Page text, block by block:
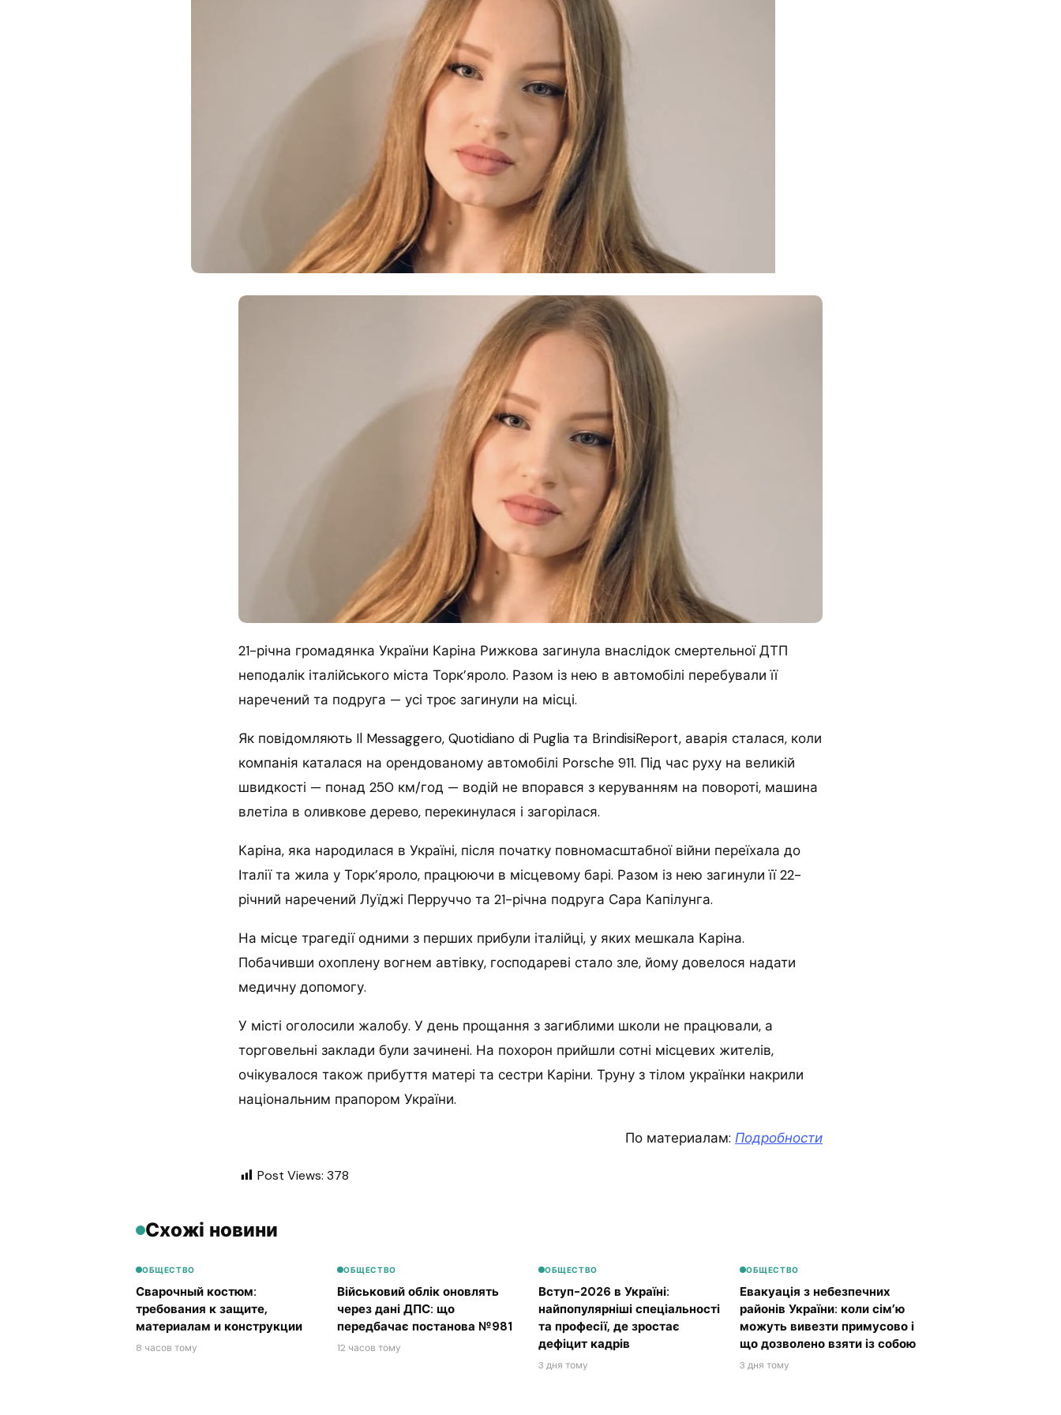
21-річна громадянка України Каріна Рижкова загинула внаслідок смертельної ДТП
неподалік італійського міста Торк’яроло. Разом із нею в автомобілі перебували її
наречений та подруга — усі троє загинули на місці.
Як повідомляють Il Messaggero, Quotidiano di Puglia та BrindisiReport, аварія сталася, коли
компанія каталася на орендованому автомобілі Porsche 911. Під час руху на великій
швидкості — понад 250 км/год — водій не впорався з керуванням на повороті, машина
влетіла в оливкове дерево, перекинулася і загорілася.
Каріна, яка народилася в Україні, після початку повномасштабної війни переїхала до
Італії та жила у Торк’яроло, працюючи в місцевому барі. Разом із нею загинули її 22-
річний наречений Луїджі Перруччо та 21-річна подруга Сара Капілунга.
На місце трагедії одними з перших прибули італійці, у яких мешкала Каріна.
Побачивши охоплену вогнем автівку, господареві стало зле, йому довелося надати
медичну допомогу.
У місті оголосили жалобу. У день прощання з загиблими школи не працювали, а
торговельні заклади були зачинені. На похорон прийшли сотні місцевих жителів,
очікувалося також прибуття матері та сестри Каріни. Труну з тілом українки накрили
національним прапором України.
По материалам: Подробности
Post Views: 378
Схожі новини
ОБЩЕСТВО
Сварочный костюм:
требования к защите,
материалам и конструкции
8 часов тому
ОБЩЕСТВО
Військовий облік оновлять
через дані ДПС: що
передбачає постанова №981
12 часов тому
ОБЩЕСТВО
Вступ-2026 в Україні:
найпопулярніші спеціальності
та професії, де зростає
дефіцит кадрів
3 дня тому
ОБЩЕСТВО
Евакуація з небезпечних
районів України: коли сім’ю
можуть вивезти примусово і
що дозволено взяти із собою
3 дня тому